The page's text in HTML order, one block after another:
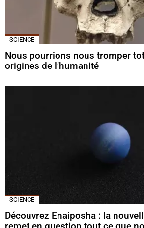
SCIENCE
Nous pourrions nous tromper
origines de l’humanité
SCIENCE
Découvrez Enaiposha : la
remet en question tout ce que